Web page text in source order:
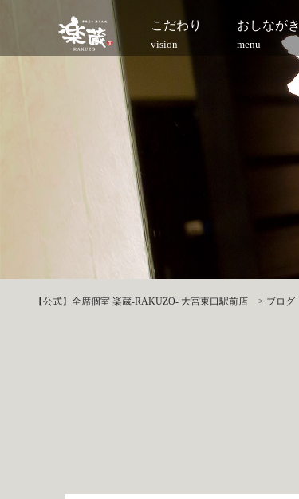
こだわり
vision
おしながき
menu
【公式】全席個室 楽蔵‐RAKUZO‐ 大宮東口駅前店 > ブログ